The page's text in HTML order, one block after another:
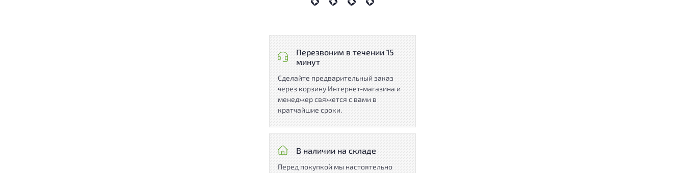
Перезвоним в течении 15
минут
Сделайте предварительный заказ
через корзину Интернет-магазина и
менеджер свяжется с вами в
кратчайшие сроки.
В наличии на складе
Перед покупкой мы настоятельно